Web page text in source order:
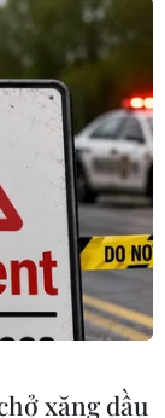
xăng dầu